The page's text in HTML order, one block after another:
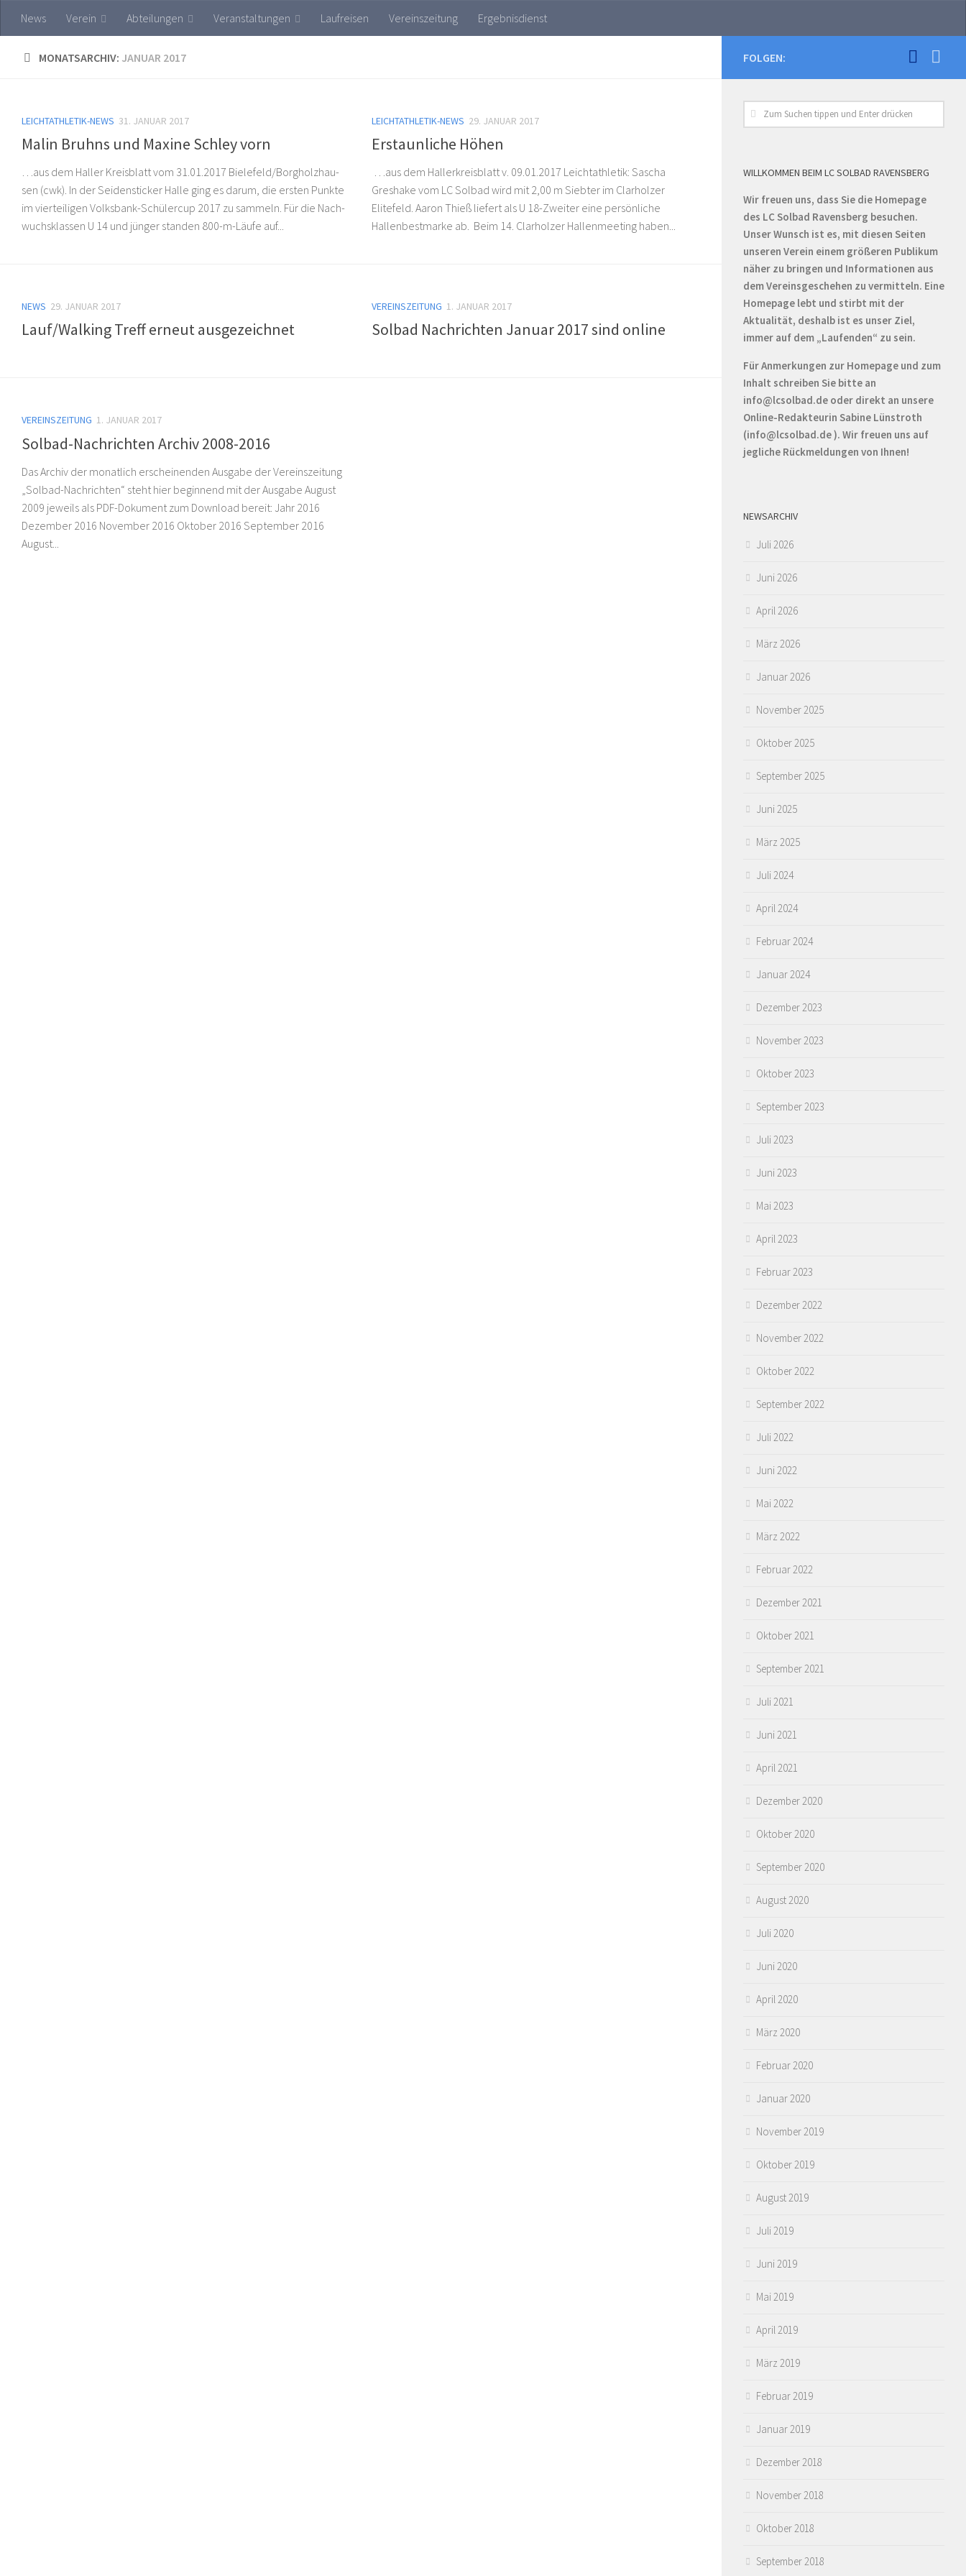
Skip to content
News Verein Abteilungen Veranstaltungen Laufreisen Vereinszeitung Ergebnisdienst
MONATSARCHIV: JANUAR 2017
LEICHTATHLETIK-NEWS 31. JANUAR 2017
Malin Bruhns und Maxine Schley vorn
…aus dem Haller Kreisblatt vom 31.01.2017 Bie­le­feld/Bor­g­holz­hau­
sen (cwk). In der Sei­den­sti­cker Halle ging es darum, die ersten Punkte
im vier­tei­li­gen Volks­bank-Schü­ler­cup 2017 zu sam­meln. Für die Nach­
wuchs­klas­sen U 14 und jünger stan­den 800-m-Läu­fe auf...
LEICHTATHLETIK-NEWS 29. JANUAR 2017
Erstaunliche Höhen
…aus dem Hallerkreisblatt v. 09.01.2017 Leichtathletik: Sascha
Greshake vom LC Solbad wird mit 2,00 m Siebter im Clarholzer
Elitefeld. Aaron Thieß liefert als U 18-Zweiter eine persönliche
Hallenbestmarke ab. Beim 14. Clarholzer Hallenmeeting haben...
NEWS 29. JANUAR 2017
Lauf/Walking Treff erneut ausgezeichnet
VEREINSZEITUNG 1. JANUAR 2017
Solbad Nachrichten Januar 2017 sind online
VEREINSZEITUNG 1. JANUAR 2017
Solbad-Nachrichten Archiv 2008-2016
Das Archiv der monatlich erscheinenden Ausgabe der Vereinszeitung
„Solbad-Nachrichten“ steht hier beginnend mit der Ausgabe August
2009 jeweils als PDF-Dokument zum Download bereit: Jahr 2016
Dezember 2016 November 2016 Oktober 2016 September 2016
August...
FOLGEN:
WILLKOMMEN BEIM LC SOLBAD RAVENSBERG
Wir freuen uns, dass Sie die Homepage
des LC Solbad Ravensberg besuchen.
Unser Wunsch ist es, mit diesen Seiten
unseren Verein einem größeren Publikum
näher zu bringen und Informationen aus
dem Vereinsgeschehen zu vermitteln. Eine
Homepage lebt und stirbt mit der
Aktualität, deshalb ist es unser Ziel,
immer auf dem „Laufenden“ zu sein.
Für Anmerkungen zur Homepage und zum
Inhalt schreiben Sie bitte an
info@lcsolbad.de oder direkt an unsere
Online-Redakteurin Sabine Lünstroth
(info@lcsolbad.de ). Wir freuen uns auf
jegliche Rückmeldungen von Ihnen!
NEWSARCHIV
Juli 2026
Juni 2026
April 2026
März 2026
Januar 2026
November 2025
Oktober 2025
September 2025
Juni 2025
März 2025
Juli 2024
April 2024
Februar 2024
Januar 2024
Dezember 2023
November 2023
Oktober 2023
September 2023
Juli 2023
Juni 2023
Mai 2023
April 2023
Februar 2023
Dezember 2022
November 2022
Oktober 2022
September 2022
Juli 2022
Juni 2022
Mai 2022
März 2022
Februar 2022
Dezember 2021
Oktober 2021
September 2021
Juli 2021
Juni 2021
April 2021
Dezember 2020
Oktober 2020
September 2020
August 2020
Juli 2020
Juni 2020
April 2020
März 2020
Februar 2020
Januar 2020
November 2019
Oktober 2019
August 2019
Juli 2019
Juni 2019
Mai 2019
April 2019
März 2019
Februar 2019
Januar 2019
Dezember 2018
November 2018
Oktober 2018
September 2018